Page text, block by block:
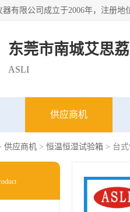
东莞市南城艾思
ASLI
供应商机
供应商机 > 恒温恒湿试验箱 > 台